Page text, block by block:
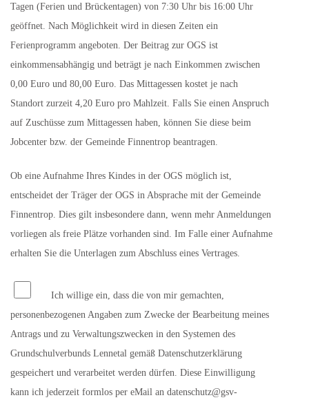
Tagen (Ferien und Brückentagen) von 7:30 Uhr bis 16:00 Uhr
geöffnet. Nach Möglichkeit wird in diesen Zeiten ein
Ferienprogramm angeboten. Der Beitrag zur OGS ist
einkommensabhängig und beträgt je nach Einkommen zwischen
0,00 Euro und 80,00 Euro. Das Mittagessen kostet je nach
Standort zurzeit 4,20 Euro pro Mahlzeit. Falls Sie einen Anspruch
auf Zuschüsse zum Mittagessen haben, können Sie diese beim
Jobcenter bzw. der Gemeinde Finnentrop beantragen.
Ob eine Aufnahme Ihres Kindes in der OGS möglich ist,
entscheidet der Träger der OGS in Absprache mit der Gemeinde
Finnentrop. Dies gilt insbesondere dann, wenn mehr Anmeldungen
vorliegen als freie Plätze vorhanden sind. Im Falle einer Aufnahme
erhalten Sie die Unterlagen zum Abschluss eines Vertrages.
Ich willige ein, dass die von mir gemachten,
personenbezogenen Angaben zum Zwecke der Bearbeitung meines
Antrags und zu Verwaltungszwecken in den Systemen des
Grundschulverbunds Lennetal gemäß Datenschutzerklärung
gespeichert und verarbeitet werden dürfen. Diese Einwilligung
kann ich jederzeit formlos per eMail an datenschutz@gsv-